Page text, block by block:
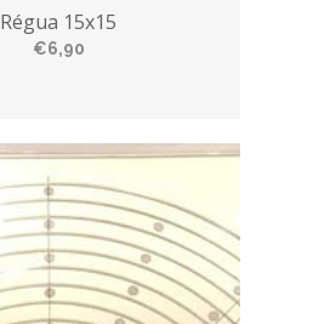
Régua 15x15
€6,90